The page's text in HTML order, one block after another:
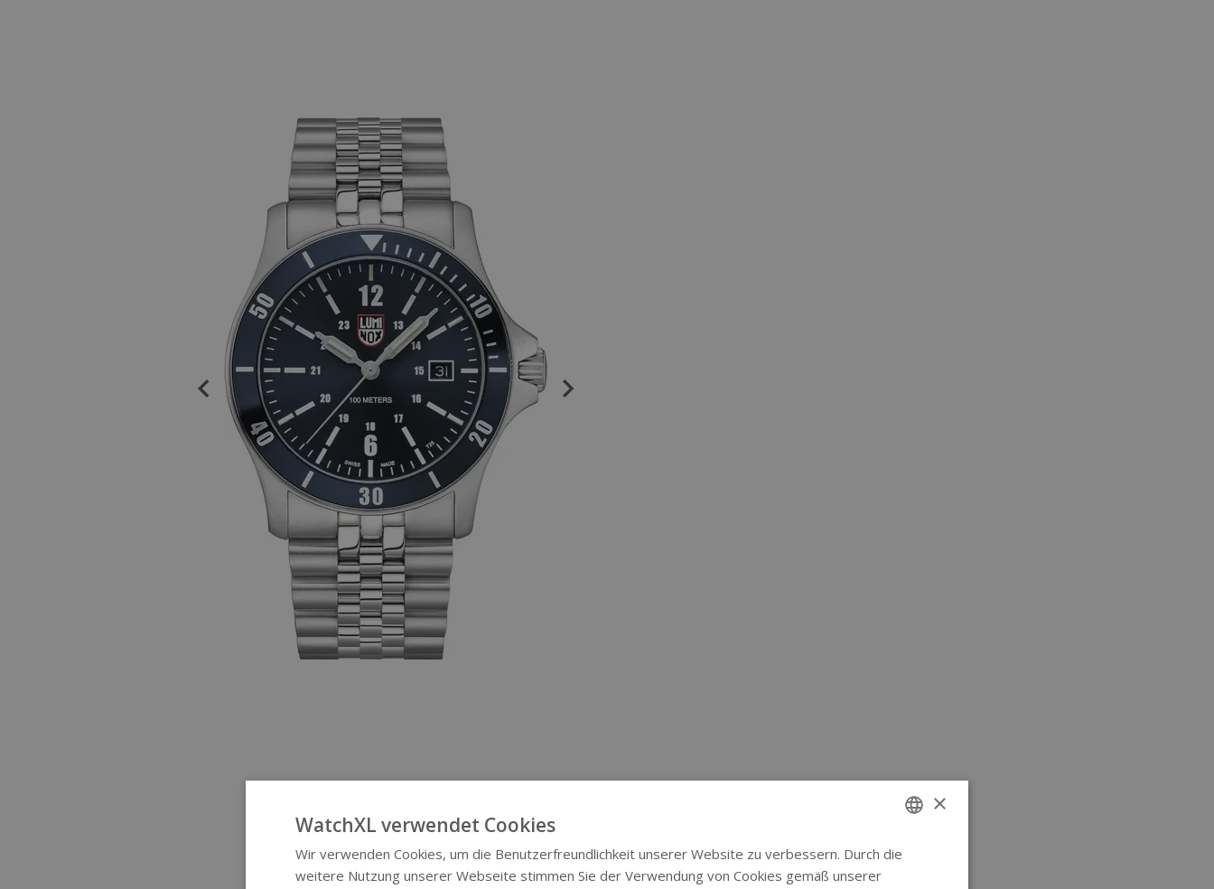
ENGLISH
×
WatchXL verwendet Cookies
Wir verwenden Cookies, um die Benutzerfreundlichkeit unserer Website zu verbessern. Durch die
weitere Nutzung unserer Webseite stimmen Sie der Verwendung von Cookies gemäß unserer